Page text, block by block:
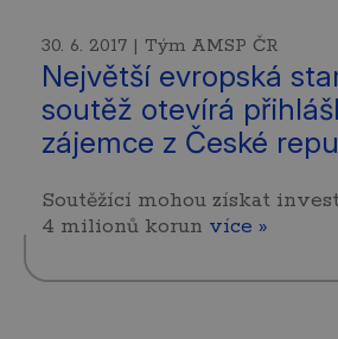
30. 6. 2017 | Tým AMSP ČR
Největší evropská
soutěž otevírá
zájemce z České
Soutěžící mohou získat
4 milionů korun více »